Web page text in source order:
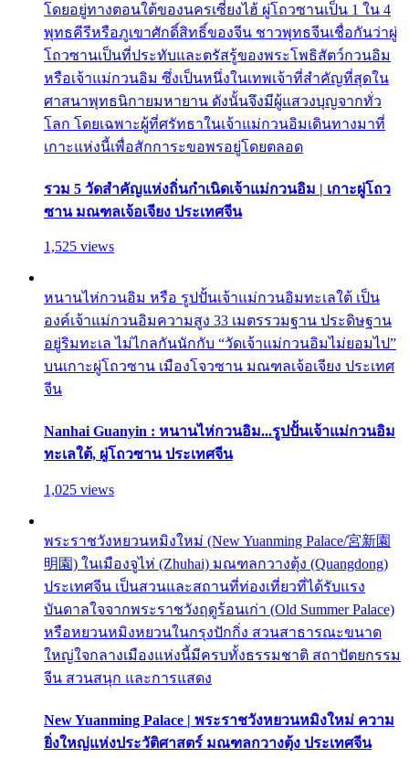
โดยอยู่ทางตอนใต้ของนครเซี่ยงไฮ้ ผู่โถวซานเป็น 1 ใน 4
พุทธคีรีหรือภูเขาศักดิ์สิทธิ์ของจีน ชาวพุทธจีนเชื่อกันว่าผู่
โถวซานเป็นที่ประทับและตรัสรู้ของพระโพธิสัตว์กวนอิม
หรือเจ้าแม่กวนอิม ซึ่งเป็นหนึ่งในเทพเจ้าที่สำคัญที่สุดใน
ศาสนาพุทธนิกายมหายาน ดังนั้นจึงมีผู้แสวงบุญจากทั่ว
โลก โดยเฉพาะผู้ที่ศรัทธาในเจ้าแม่กวนอิมเดินทางมาที่
เกาะแห่งนี้เพื่อสักการะขอพรอยู่โดยตลอด
รวม 5 วัดสำคัญแห่งถิ่นกำเนิดเจ้าแม่กวนอิม | เกาะผู่โถว
ซาน มณฑลเจ้อเจียง ประเทศจีน
1,525 views
หนานไห่กวนอิม หรือ รูปปั้นเจ้าแม่กวนอิมทะเลใต้ เป็น
องค์เจ้าแม่กวนอิมความสูง 33 เมตรรวมฐาน ประดิษฐาน
อยู่ริมทะเล ไม่ไกลกันนักกับ “วัดเจ้าแม่กวนอิมไม่ยอมไป”
บนเกาะผู่โถวซาน เมืองโจวซาน มณฑลเจ้อเจียง ประเทศ
จีน
Nanhai Guanyin : หนานไห่กวนอิม...รูปปั้นเจ้าแม่กวนอิม
ทะเลใต้, ผู่โถวซาน ประเทศจีน
1,025 views
พระราชวังหยวนหมิงใหม่ (New Yuanming Palace/宮新園
明園) ในเมืองจูไห่ (Zhuhai) มณฑลกวางตุ้ง (Quangdong)
ประเทศจีน เป็นสวนและสถานที่ท่องเที่ยวที่ได้รับแรง
บันดาลใจจากพระราชวังฤดูร้อนเก่า (Old Summer Palace)
หรือหยวนหมิงหยวนในกรุงปักกิ่ง สวนสาธารณะขนาด
ใหญ่ใจกลางเมืองแห่งนี้มีครบทั้งธรรมชาติ สถาปัตยกรรม
จีน สวนสนุก และการแสดง
New Yuanming Palace | พระราชวังหยวนหมิงใหม่ ความ
ยิ่งใหญ่แห่งประวัติศาสตร์ มณฑลกวางตุ้ง ประเทศจีน